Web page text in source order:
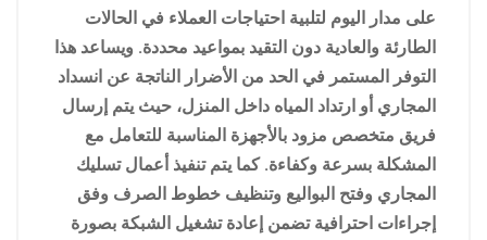
على مدار اليوم لتلبية احتياجات العملاء في الحالات
الطارئة والعادية دون التقيد بمواعيد محددة. ويساعد هذا
التوفر المستمر في الحد من الأضرار الناتجة عن انسداد
المجاري أو ارتداد المياه داخل المنزل، حيث يتم إرسال
فريق متخصص مزود بالأجهزة المناسبة للتعامل مع
المشكلة بسرعة وكفاءة. كما يتم تنفيذ أعمال تسليك
المجاري وفتح البواليع وتنظيف خطوط الصرف وفق
إجراءات احترافية تضمن إعادة تشغيل الشبكة بصورة